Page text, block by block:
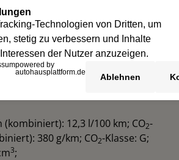
(kombiniert): 12,3 l/100 km; CO2-
380 g/km; CO2-Klasse: G;
3;